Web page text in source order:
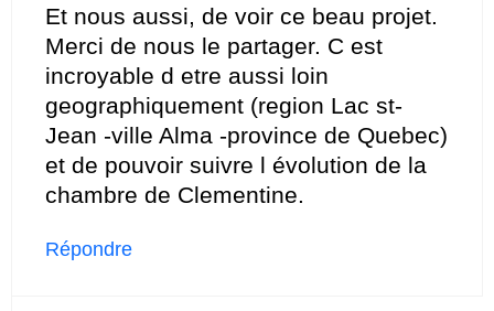
Et nous aussi, de voir ce beau projet.
Merci de nous le partager. C est
incroyable d etre aussi loin
geographiquement (region Lac st-
Jean -ville Alma -province de Quebec)
et de pouvoir suivre l évolution de la
chambre de Clementine.
Répondre